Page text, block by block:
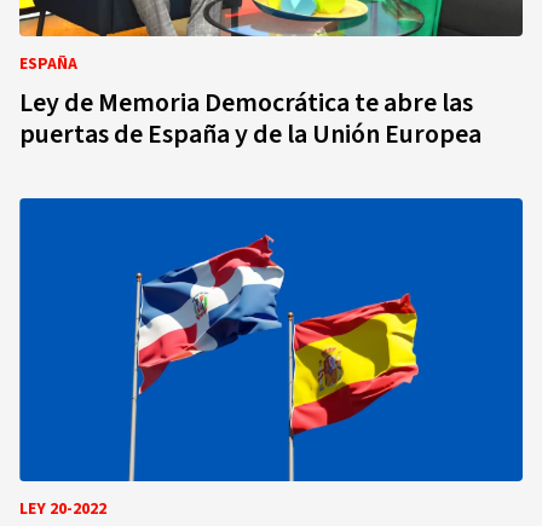
ESPAÑA
Ley de Memoria Democrática te abre las
puertas de España y de la Unión Europea
LEY 20-2022